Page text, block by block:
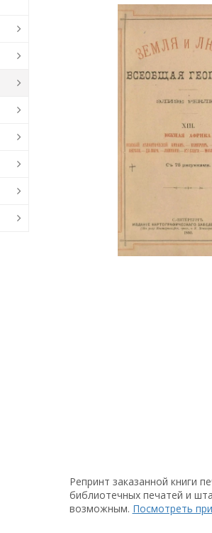
Репринт заказанной книги
библиотечных печатей и
возможным. Посмотреть